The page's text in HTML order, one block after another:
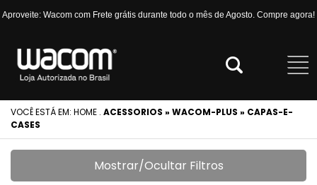
Aproveite: Wacom com Frete grátis durante todo o mês de Agosto. Compre agora!
VOCÊ ESTÁ EM: HOME . ACESSORIOS » WACOM-PLUS » CAPAS-E-
CASES
Mostrar/Ocultar Filtros